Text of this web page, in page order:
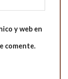
y web en
comente.